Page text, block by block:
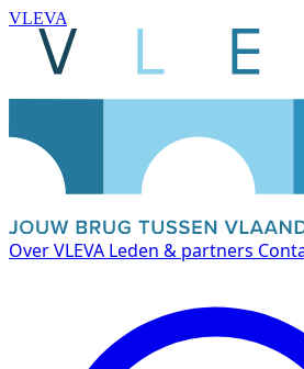
VLEVA
Over VLEVA Leden & partners